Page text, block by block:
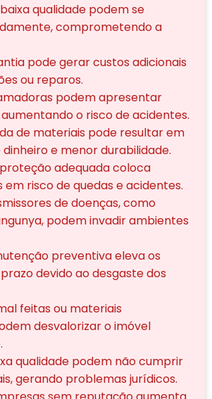
qualidade podem se
comprometendo a
pode gerar custos adicionais
ou reparos.
podem apresentar
o risco de acidentes.
de materiais pode resultar em
e menor durabilidade.
adequada coloca
risco de quedas e acidentes.
de doenças, como
podem invadir ambientes
preventiva eleva os
devido ao desgaste dos
feitas ou materiais
desvalorizar o imóvel
qualidade podem não cumprir
gerando problemas jurídicos.